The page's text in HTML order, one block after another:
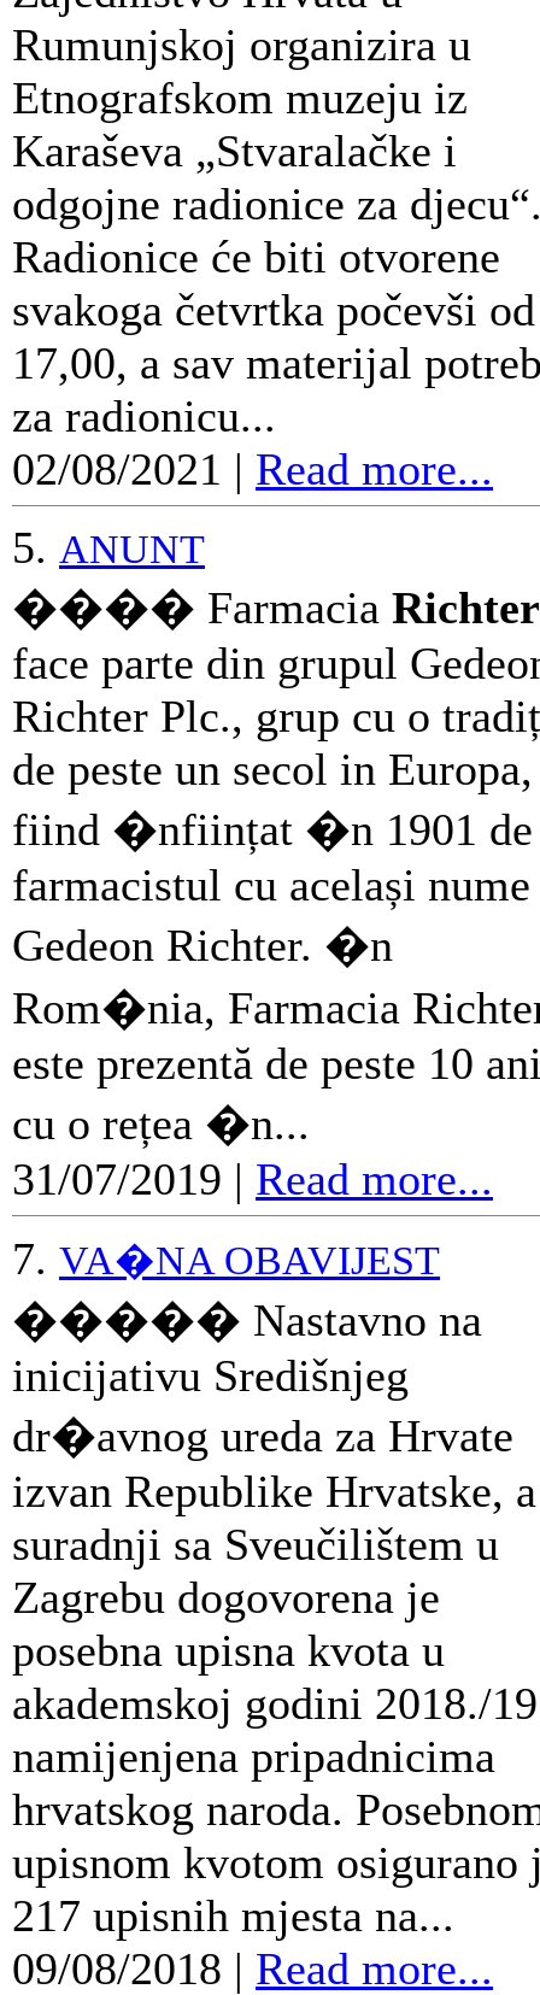
Rumunjskoj organizira u
Etnografskom muzeju iz
Karaševa „Stvaralačke i
odgojne radionice za
Radionice će biti otvorene
svakoga četvrtka počevši od
17,00, a sav materijal
za radionicu...
02/08/2021 | Read more...
5. ANUNT
���� Farmacia Richter
face parte din grupul
Richter Plc., grup cu o
de peste un secol in Europa,
fiind �nființat �n 1901 de
farmacistul cu același
Gedeon Richter. �n
Rom�nia, Farmacia
este prezentă de peste 10
cu o rețea �n...
31/07/2019 | Read more...
7. VA�NA OBAVIJEST
����� Nastavno na
inicijativu Središnjeg
dr�avnog ureda za Hrvate
izvan Republike Hrvatske,
suradnji sa Sveučilištem u
Zagrebu dogovorena je
posebna upisna kvota u
akademskoj godini 2018./
namijenjena pripadnicima
hrvatskog naroda.
upisnom kvotom osigurano
217 upisnih mjesta na...
09/08/2018 | Read more...